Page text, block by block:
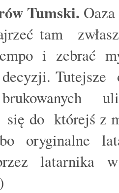
Tumski.
tam
i zebrać
Tutejsze
do którejś z
oryginalne
latarnika